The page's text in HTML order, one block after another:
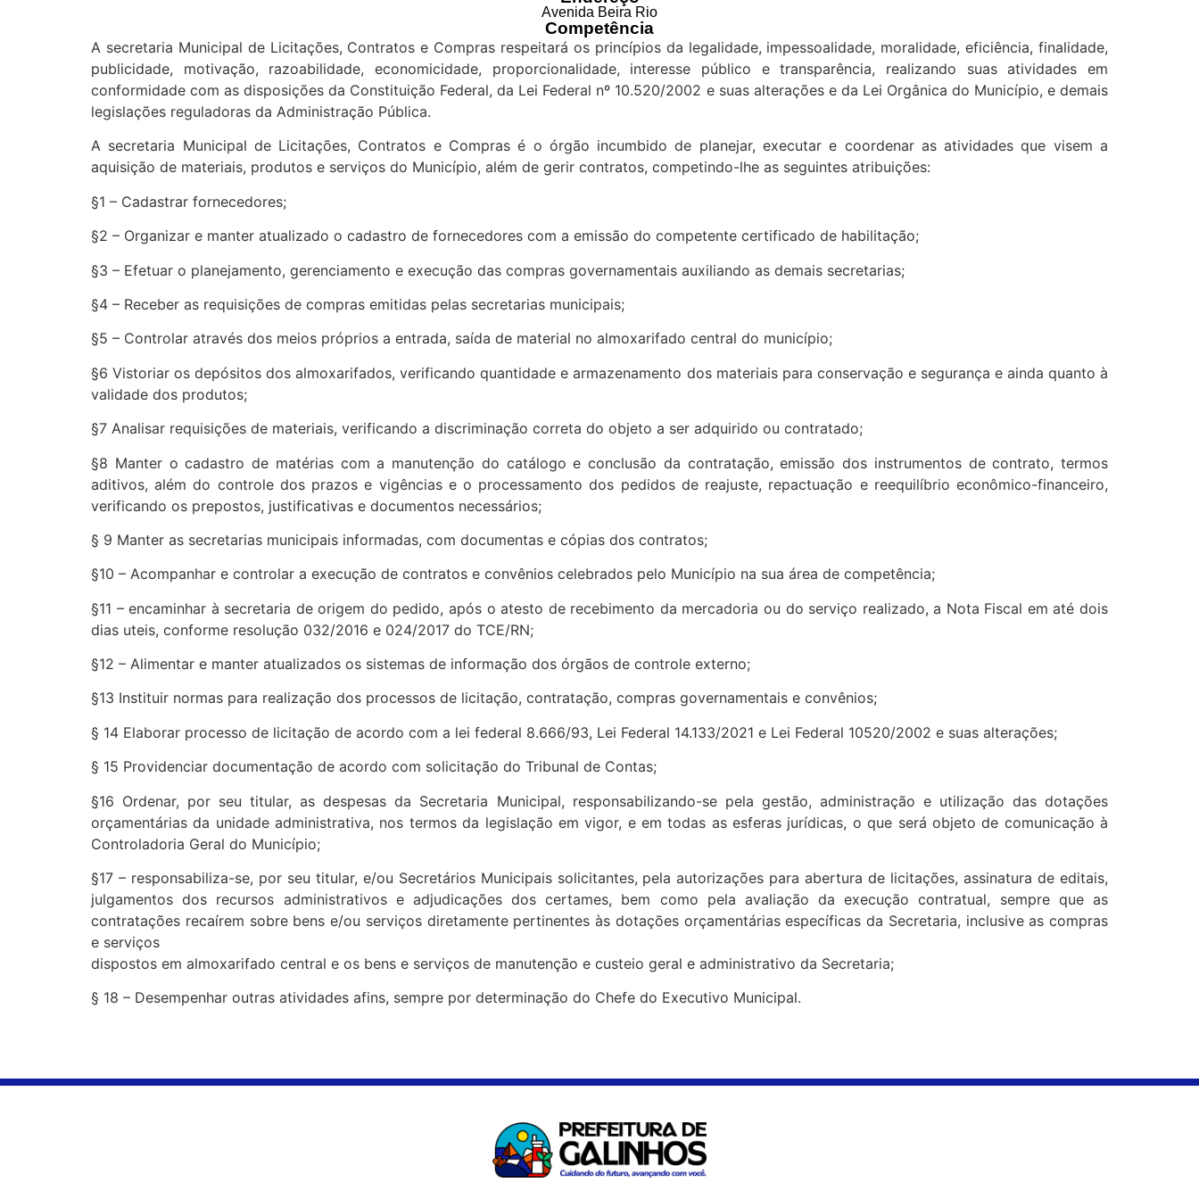
Avenida Beira Rio
Competência
A secretaria Municipal de Licitações, Contratos e Compras respeitará os princípios da legalidade, impessoalidade, moralidade, eficiência, finalidade,
publicidade, motivação, razoabilidade, economicidade, proporcionalidade, interesse público e transparência, realizando suas atividades em
conformidade com as disposições da Constituição Federal, da Lei Federal nº 10.520/2002 e suas alterações e da Lei Orgânica do Município, e demais
legislações reguladoras da Administração Pública.
A secretaria Municipal de Licitações, Contratos e Compras é o órgão incumbido de planejar, executar e coordenar as atividades que visem a
aquisição de materiais, produtos e serviços do Município, além de gerir contratos, competindo-lhe as seguintes atribuições:
§1 – Cadastrar fornecedores;
§2 – Organizar e manter atualizado o cadastro de fornecedores com a emissão do competente certificado de habilitação;
§3 – Efetuar o planejamento, gerenciamento e execução das compras governamentais auxiliando as demais secretarias;
§4 – Receber as requisições de compras emitidas pelas secretarias municipais;
§5 – Controlar através dos meios próprios a entrada, saída de material no almoxarifado central do município;
§6 Vistoriar os depósitos dos almoxarifados, verificando quantidade e armazenamento dos materiais para conservação e segurança e ainda quanto à
validade dos produtos;
§7 Analisar requisições de materiais, verificando a discriminação correta do objeto a ser adquirido ou contratado;
§8 Manter o cadastro de matérias com a manutenção do catálogo e conclusão da contratação, emissão dos instrumentos de contrato, termos
aditivos, além do controle dos prazos e vigências e o processamento dos pedidos de reajuste, repactuação e reequilíbrio econômico-financeiro,
verificando os prepostos, justificativas e documentos necessários;
§ 9 Manter as secretarias municipais informadas, com documentas e cópias dos contratos;
§10 – Acompanhar e controlar a execução de contratos e convênios celebrados pelo Município na sua área de competência;
§11 – encaminhar à secretaria de origem do pedido, após o atesto de recebimento da mercadoria ou do serviço realizado, a Nota Fiscal em até dois
dias uteis, conforme resolução 032/2016 e 024/2017 do TCE/RN;
§12 – Alimentar e manter atualizados os sistemas de informação dos órgãos de controle externo;
§13 Instituir normas para realização dos processos de licitação, contratação, compras governamentais e convênios;
§ 14 Elaborar processo de licitação de acordo com a lei federal 8.666/93, Lei Federal 14.133/2021 e Lei Federal 10520/2002 e suas alterações;
§ 15 Providenciar documentação de acordo com solicitação do Tribunal de Contas;
§16 Ordenar, por seu titular, as despesas da Secretaria Municipal, responsabilizando-se pela gestão, administração e utilização das dotações
orçamentárias da unidade administrativa, nos termos da legislação em vigor, e em todas as esferas jurídicas, o que será objeto de comunicação à
Controladoria Geral do Município;
§17 – responsabiliza-se, por seu titular, e/ou Secretários Municipais solicitantes, pela autorizações para abertura de licitações, assinatura de editais,
julgamentos dos recursos administrativos e adjudicações dos certames, bem como pela avaliação da execução contratual, sempre que as
contratações recaírem sobre bens e/ou serviços diretamente pertinentes às dotações orçamentárias específicas da Secretaria, inclusive as compras
e serviços
dispostos em almoxarifado central e os bens e serviços de manutenção e custeio geral e administrativo da Secretaria;
§ 18 – Desempenhar outras atividades afins, sempre por determinação do Chefe do Executivo Municipal.